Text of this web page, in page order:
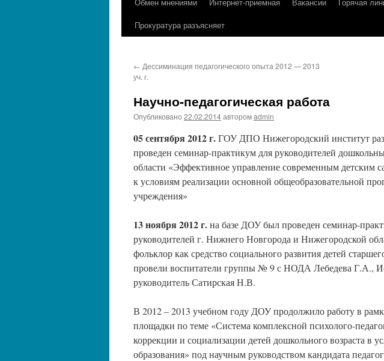
Прокуратура разъясняет
← Дессиминация педагогического опыта 2012 — 2013
уч. г.
Научно-педагогическая работа
Опубликовано 22.02.2014авторомadmin
05 сентября 2012 г.ГОУ ДПО Нижегородский институт
проведен семинар-практикум для руководителей
области «Эффективное управление современным детским
к условиям реализации основной общеобразовательной
учреждения»
13 ноября 2012 г.на базе ДОУ был проведен семинар-
руководителей г. Нижнего Новгорода и Нижегородской
фольклор как средство социального развития детей
провели воспитатели группы № 9 с НОДА Лебедева Г.А.,
руководитель Сатирская Н.В.
В 2012 – 2013 учебном году ДОУ продолжило работу в
площадки по теме «Система комплексной психолого-
коррекции и социализации детей дошкольного возраста в
образования» под научным руководством кандидата